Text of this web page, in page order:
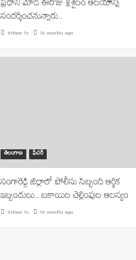
ప్రధాని మోదీ ఈరోజు శ్రీశైలం ఆలయాన్ని
సందర్శించనున్నారు..
9Staar Tv 10 months ago
తెలంగాణ ఫీచర్
సంగారెడ్డి జిల్లాలో పోలీసు సిబ్బంది ఆర్థిక
ఇబ్బందులు.. బకాయిల చెల్లింపుల ఆలస్యం
9Staar Tv 10 months ago